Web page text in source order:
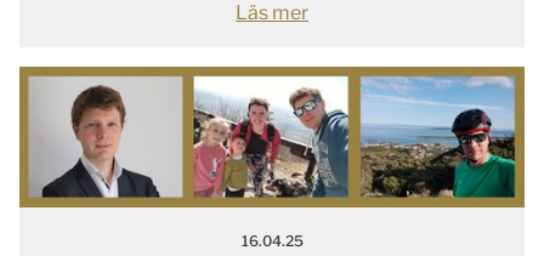
Läs mer
16.04.25